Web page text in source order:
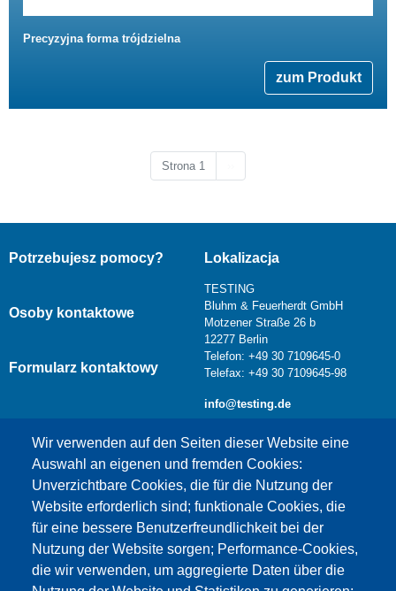
Precyzyjna forma trójdzielna
zum Produkt
Strona 1
Wir verwenden auf den Seiten dieser Website eine
Auswahl an eigenen und fremden Cookies:
Unverzichtbare Cookies, die für die Nutzung der
Website erforderlich sind; funktionale Cookies, die
für eine bessere Benutzerfreundlichkeit bei der
Nutzung der Website sorgen; Performance-Cookies,
die wir verwenden, um aggregierte Daten über die
Potrzebujesz pomocy?
Osoby kontaktowe
Formularz kontaktowy
Lokalizacja
TESTING
Bluhm & Feuerherdt GmbH
Motzener Straße 26 b
12277 Berlin
Telefon: +49 30 7109645-0
Telefax: +49 30 7109645-98
info@testing.de
Dieser Inhalt ist blockiert, da die Google Maps